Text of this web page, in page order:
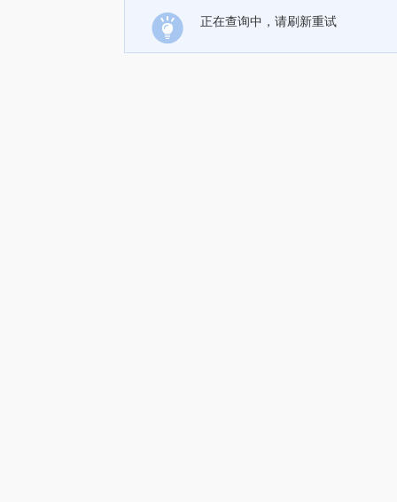
正在查询中，请刷新重试